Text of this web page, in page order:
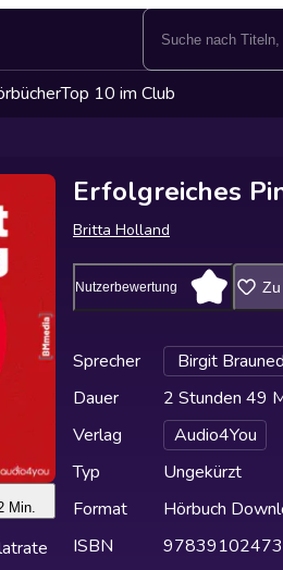
Top 10 im Club
Min.
Erfolgreiches
Britta Holland
Nutzerbewertung
Sprecher
Birgit
Dauer
2 Stunden 49
Verlag
Audio4You
Typ
Ungekürzt
Format
Hörbuch
ISBN